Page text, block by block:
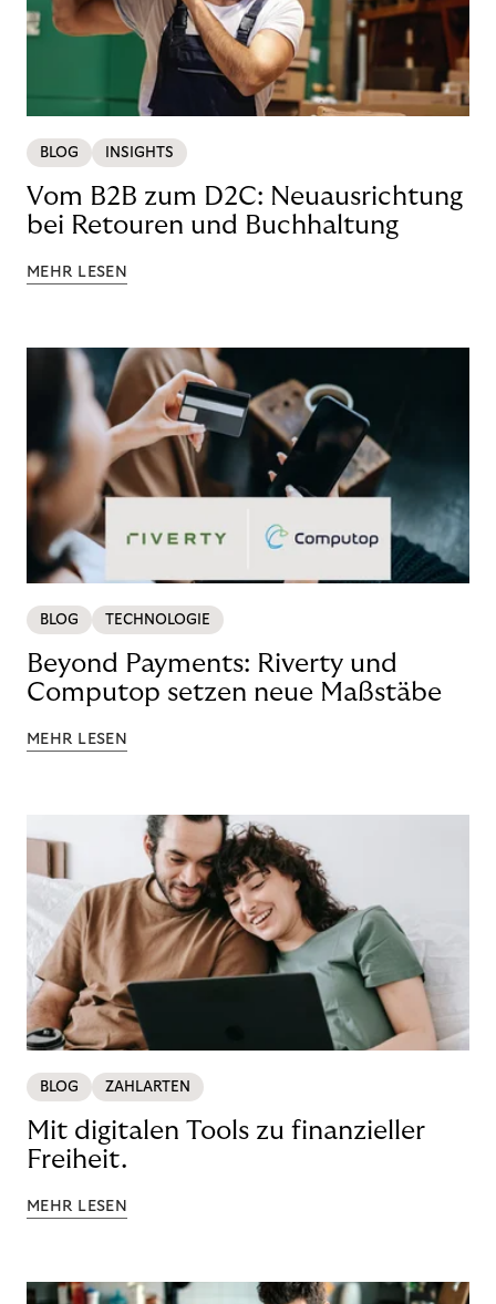
BLOG INSIGHTS
Vom B2B zum D2C: Neuausrichtung
bei Retouren und Buchhaltung
MEHR LESEN
BLOG TECHNOLOGIE
Beyond Payments: Riverty und
Computop setzen neue Maßstäbe
MEHR LESEN
BLOG ZAHLARTEN
Mit digitalen Tools zu finanzieller
Freiheit.
MEHR LESEN